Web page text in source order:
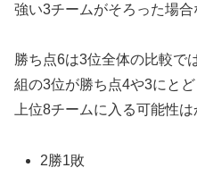
強い3チームがそろった場合
勝ち点6は3位全体の比較で
組の3位が勝ち点4や3にと
上位8チームに入る可能性
2勝1敗